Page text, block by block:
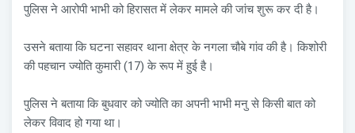
पुलिस ने आरोपी भाभी को हिरासत में लेकर मामले की जांच शुरू कर दी है।
उसने बताया कि घटना सहावर थाना क्षेत्र के नगला चौबे गांव की है। किशोरी
की पहचान ज्योति कुमारी (17) के रूप में हुई है।
पुलिस ने बताया कि बुधवार को ज्योति का अपनी भाभी मनु से किसी बात को
लेकर विवाद हो गया था।